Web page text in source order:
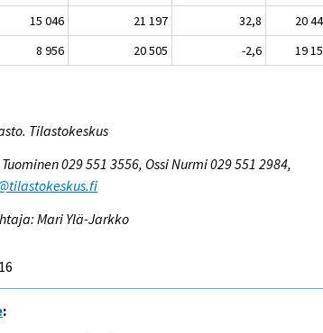
15 046 21 197 32,8 20
8 956 20 505 -2,6 19
Tilastokeskus
029 551 3556, Ossi Nurmi 029 551 2984,
Mari Ylä-Jarkko
: